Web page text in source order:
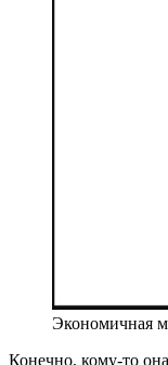
Экономичная
Конечно, кому-то